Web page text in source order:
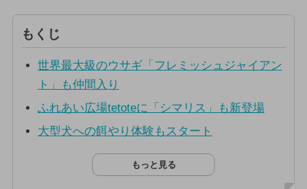
もくじ
世界最大級のウサギ「フレミッシュジャイアン
ト」も仲間入り
ふれあい広場tetoteに「シマリス」も新登場
大型犬への餌やり体験もスタート
もっと見る